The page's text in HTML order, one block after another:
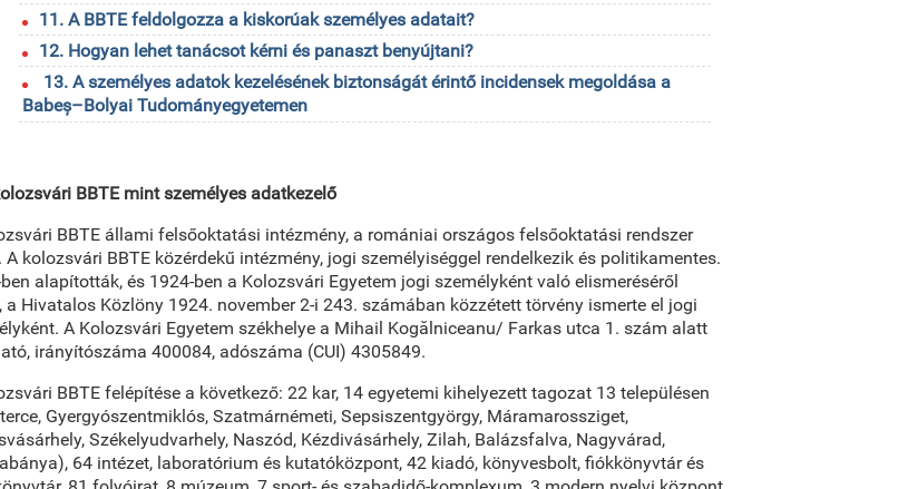
11. A BBTE feldolgozza a kiskorúak személyes adatait?
12. Hogyan lehet tanácsot kérni és panaszt benyújtani?
13. A személyes adatok kezelésének biztonságát érintő incidensek megoldása a
Babeș–Bolyai Tudományegyetemen
BBTE mint személyes adatkezelő
BBTE állami felsőoktatási intézmény, a romániai országos felsőoktatási rendszer
A kolozsvári BBTE közérdekű intézmény, jogi személyiséggel rendelkezik és politikamentes.
alapították, és 1924-ben a Kolozsvári Egyetem jogi személyként való elismeréséről
a Hivatalos Közlöny 1924. november 2-i 243. számában közzétett törvény ismerte el jogi
A Kolozsvári Egyetem székhelye a Mihail Kogălniceanu/ Farkas utca 1. szám alatt
irányítószáma 400084, adószáma (CUI) 4305849.
BBTE felépítése a következő: 22 kar, 14 egyetemi kihelyezett tagozat 13 településen
Gyergyószentmiklós, Szatmárnémeti, Sepsiszentgyörgy, Máramarossziget,
Székelyudvarhely, Naszód, Kézdivásárhely, Zilah, Balázsfalva, Nagyvárad,
64 intézet, laboratórium és kutatóközpont, 42 kiadó, könyvesbolt, fiókkönyvtár és